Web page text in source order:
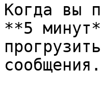
Когда вы
**5
сообщения.